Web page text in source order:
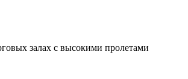
залах с высокими пролетами